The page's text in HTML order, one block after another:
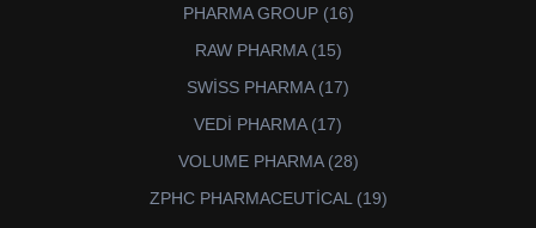
PHARMA GROUP 1616
RAW PHARMA 1515
SWİSS PHARMA 1717
VEDİ PHARMA 1717
VOLUME PHARMA 2828
ZPHC PHARMACEUTİCAL 1919